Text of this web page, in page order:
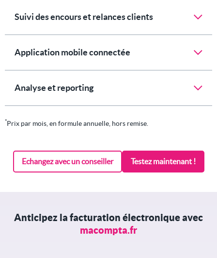
Suivi des encours et relances clients
Application mobile connectée
Analyse et reporting
*Prix par mois, en formule annuelle, hors remise.
Echangez avec un conseiller Testez maintenant !
Anticipez la facturation électronique avec
macompta.fr